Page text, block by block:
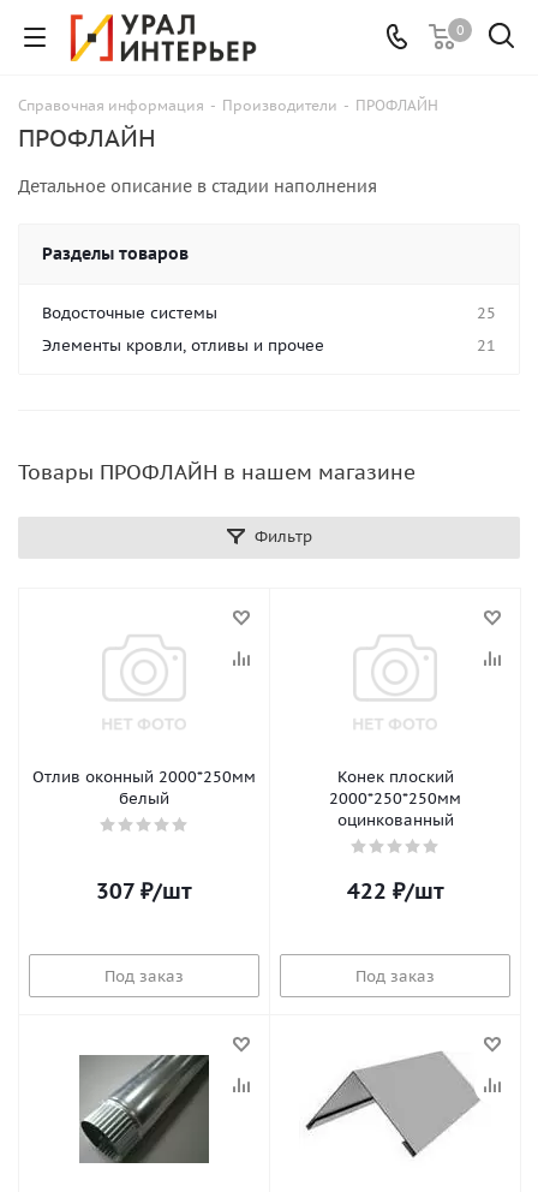
0
Справочная информация - Производители - ПРОФЛАЙН
ПРОФЛАЙН
Детальное описание в стадии наполнения
Разделы товаров
Водосточные системы
25
Элементы кровли, отливы и прочее
21
Товары ПРОФЛАЙН в нашем магазине
Фильтр
Отлив оконный 2000*250мм
белый
307 ₽/шт
Под заказ
Конек плоский
2000*250*250мм
оцинкованный
422 ₽/шт
Под заказ